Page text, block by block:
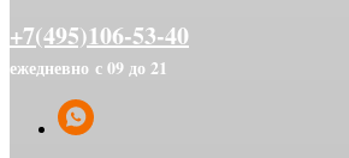
+7(495)106-53-40
ежедневно с 09 до 21